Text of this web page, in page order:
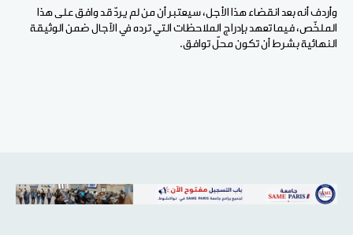
وأردف أنه بعد انقضاء هذا الأجل، سيعتبر أن من لم يردّ قد وافق على هذا
الملخّص، فيما تعهد بإدراج الملاحظات التي ترده في الآجال ضمن الوثيقة
النهائية بشرط أن تكون محلّ توافق.